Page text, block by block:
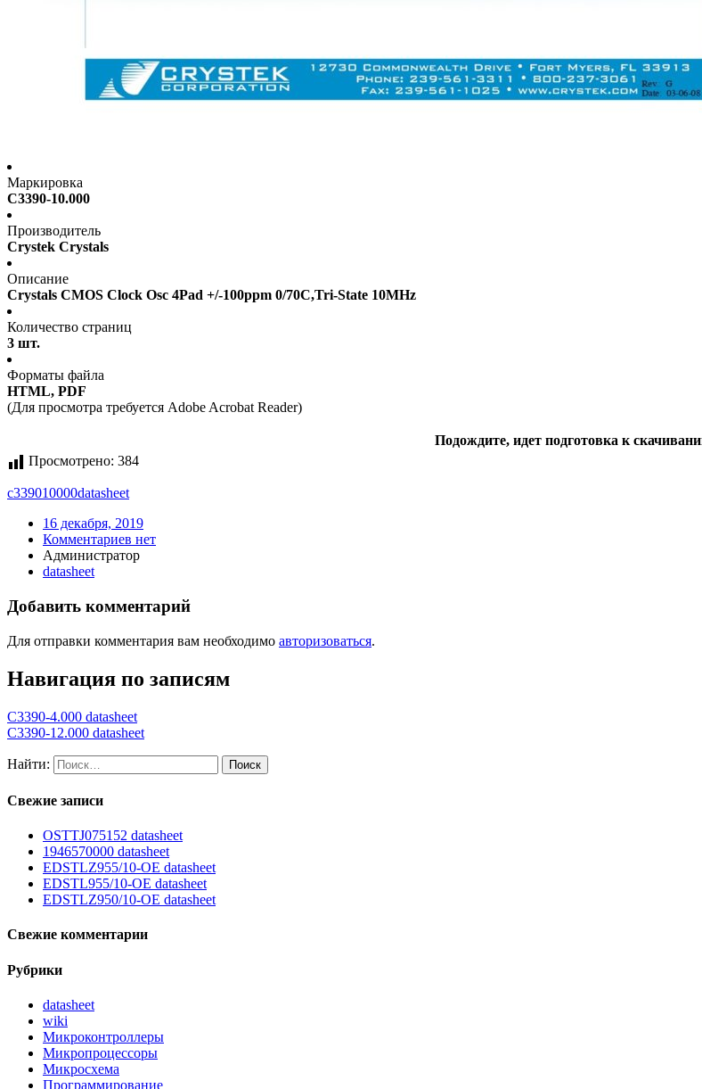
Маркировка
C3390-10.000
Производитель
Crystek Crystals
Описание
Crystals CMOS Clock Osc 4Pad +/-100ppm 0/70C,Tri-State 10MHz
Количество страниц
3 шт.
Форматы файла
HTML, PDF
(Для просмотра требуется Adobe Acrobat Reader)
Подождите, идет подготовка к
Просмотрено: 384
c339010000datasheet
16 декабря, 2019
Комментариев нет
Администратор
datasheet
Добавить комментарий
Для отправки комментария вам необходимо авторизоваться.
Навигация по записям
C3390-4.000 datasheet
C3390-12.000 datasheet
Найти:
Свежие записи
OSTTJ075152 datasheet
1946570000 datasheet
EDSTLZ955/10-OE datasheet
EDSTL955/10-OE datasheet
EDSTLZ950/10-OE datasheet
Свежие комментарии
Рубрики
datasheet
wiki
Микроконтроллеры
Микропроцессоры
Микросхема
Программирование